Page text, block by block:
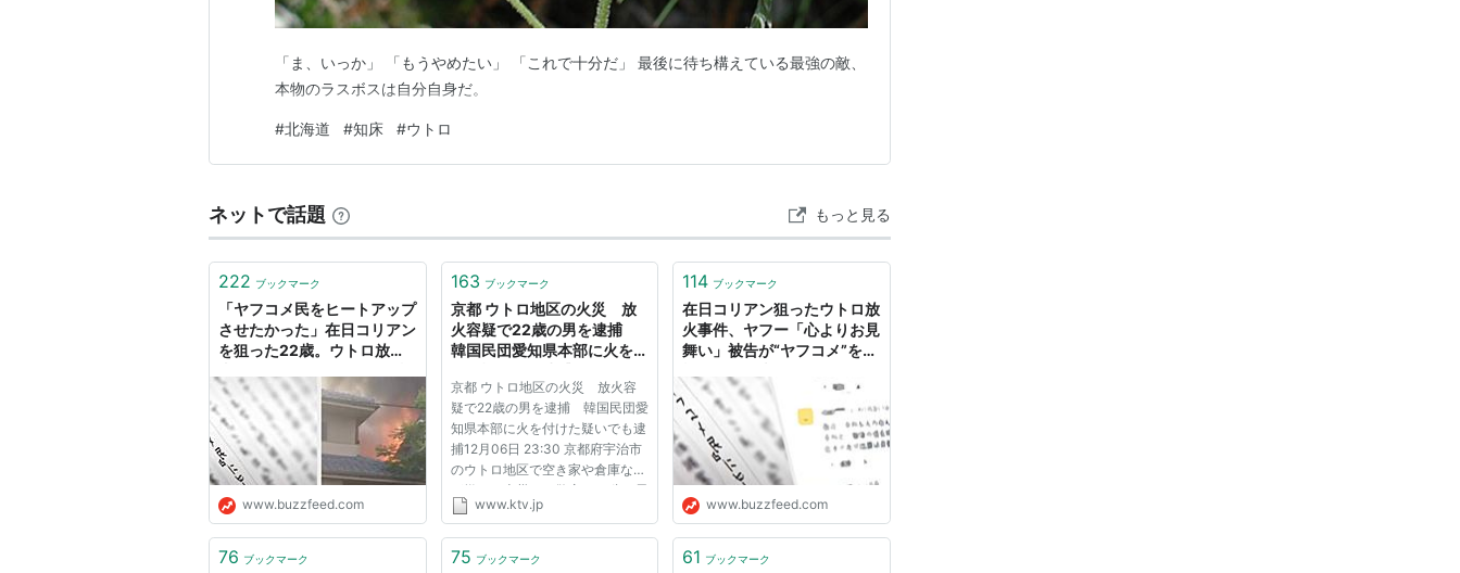
「ま、いっか」 「もうやめたい」 「これで十分だ」 最後に待ち構えている最強の敵、
本物のラスボスは自分自身だ。
#北海道 #知床 #ウトロ
ネットで話題 もっと見る
222 ブックマーク
「ヤフコメ民をヒートアップ
させたかった」在日コリアン
を狙った22歳。ウトロ放火
とは
www.buzzfeed.com
163 ブックマーク
京都 ウトロ地区の火災 放
火容疑で22歳の男を逮捕
韓国民団愛知県本部に火を付
京都 ウトロ地区の火災 放火容
疑で22歳の男を逮捕 韓国民団愛
知県本部に火を付けた疑いでも逮
捕12月06日 23:30 京都府宇治市
のウトロ地区で空き家や倉庫など
が燃えた火災で、警察は22歳の男
を放火の疑いで逮捕しました。
で空き家や住宅、倉庫など合わせ
www.ktv.jp
114 ブックマーク
在日コリアン狙ったウトロ放
火事件、ヤフー「心よりお見
舞い」被告が“ヤフコメ”を動
www.buzzfeed.com
76 ブックマーク 75 ブックマーク 61 ブックマーク